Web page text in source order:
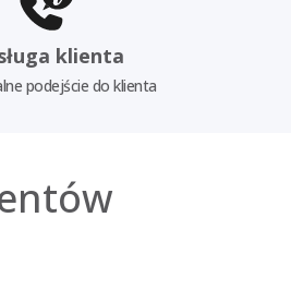
klienta
podejście do klienta